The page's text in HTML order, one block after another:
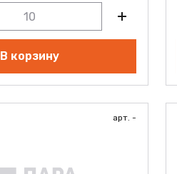
В корзину
арт. -